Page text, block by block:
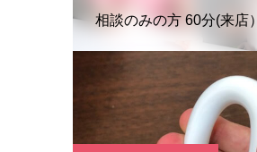
相談のみの方 60分(来店）